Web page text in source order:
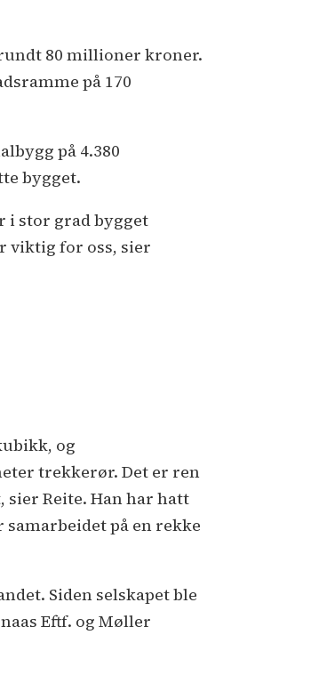
80 millioner kroner.
på 170
på 4.380
bygget.
i stor grad bygget
viktig for oss, sier
og
trekkerør. Det er ren
Reite. Han har hatt
på en rekke
Siden selskapet ble
Eftf. og Møller